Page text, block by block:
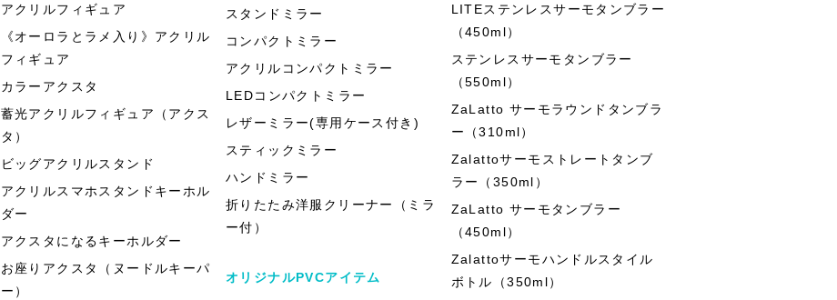
アクリルフィギュア
《オーロラとラメ入り》アクリル
フィギュア
カラーアクスタ
蓄光アクリルフィギュア（アクス
タ）
ビッグアクリルスタンド
アクリルスマホスタンドキーホル
ダー
アクスタになるキーホルダー
お座りアクスタ（ヌードルキーパ
ー）
スタンドミラー
コンパクトミラー
アクリルコンパクトミラー
LEDコンパクトミラー
レザーミラー(専用ケース付き)
スティックミラー
ハンドミラー
折りたたみ洋服クリーナー（ミラ
ー付）
オリジナルPVCアイテム
LITEステンレスサーモタンブラー
（450ml）
ステンレスサーモタンブラー
（550ml）
ZaLatto サーモラウンドタンブラ
ー（310ml）
Zalattoサーモストレートタンブ
ラー（350ml）
ZaLatto サーモタンブラー
（450ml）
Zalattoサーモハンドルスタイル
ボトル（350ml）